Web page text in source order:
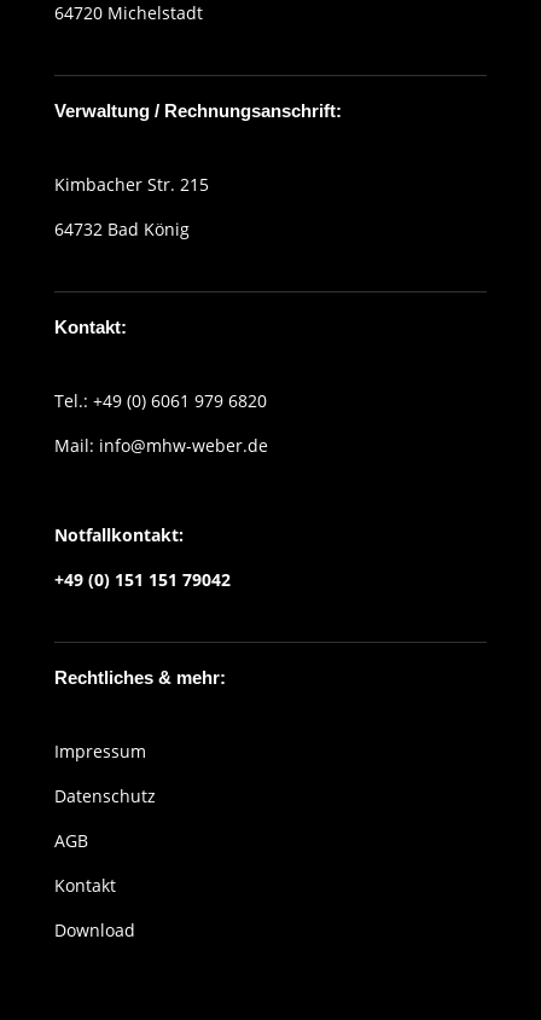
64720 Michelstadt
Verwaltung / Rechnungsanschrift:
Kimbacher Str. 215
64732 Bad König
Kontakt:
Tel.: +49 (0) 6061 979 6820
Mail: info@mhw-weber.de
Notfallkontakt:
+49 (0) 151 151 79042
Rechtliches & mehr:
Impressum
Datenschutz
AGB
Kontakt
Download